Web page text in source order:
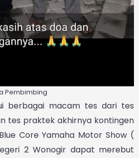
Pembimbing
macam tes dari tes
tes praktek akhirnya kontingen
Core Yamaha Motor Show (
2 Wonogir dapat merebut